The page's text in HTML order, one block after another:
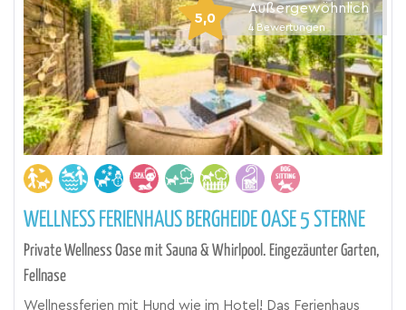
5,0
Außergewöhnlich
4 Bewertungen
WELLNESS FERIENHAUS BERGHEIDE OASE 5 STERNE
Private Wellness Oase mit Sauna & Whirlpool. Eingezäunter Garten,
Fellnase
Wellnessferien mit Hund wie im Hotel! Das Ferienhaus